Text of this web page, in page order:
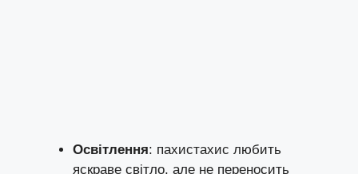
Освітлення: пахистахис любить
яскраве світло, але не переносить